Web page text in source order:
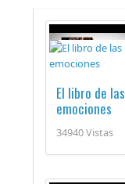
El libro de las
emociones
34940 Vistas